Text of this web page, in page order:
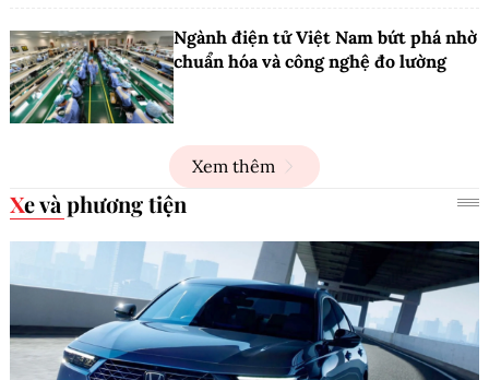
Ngành điện tử Việt Nam bứt phá nhờ
chuẩn hóa và công nghệ đo lường
Xem thêm
Xe và phương tiện